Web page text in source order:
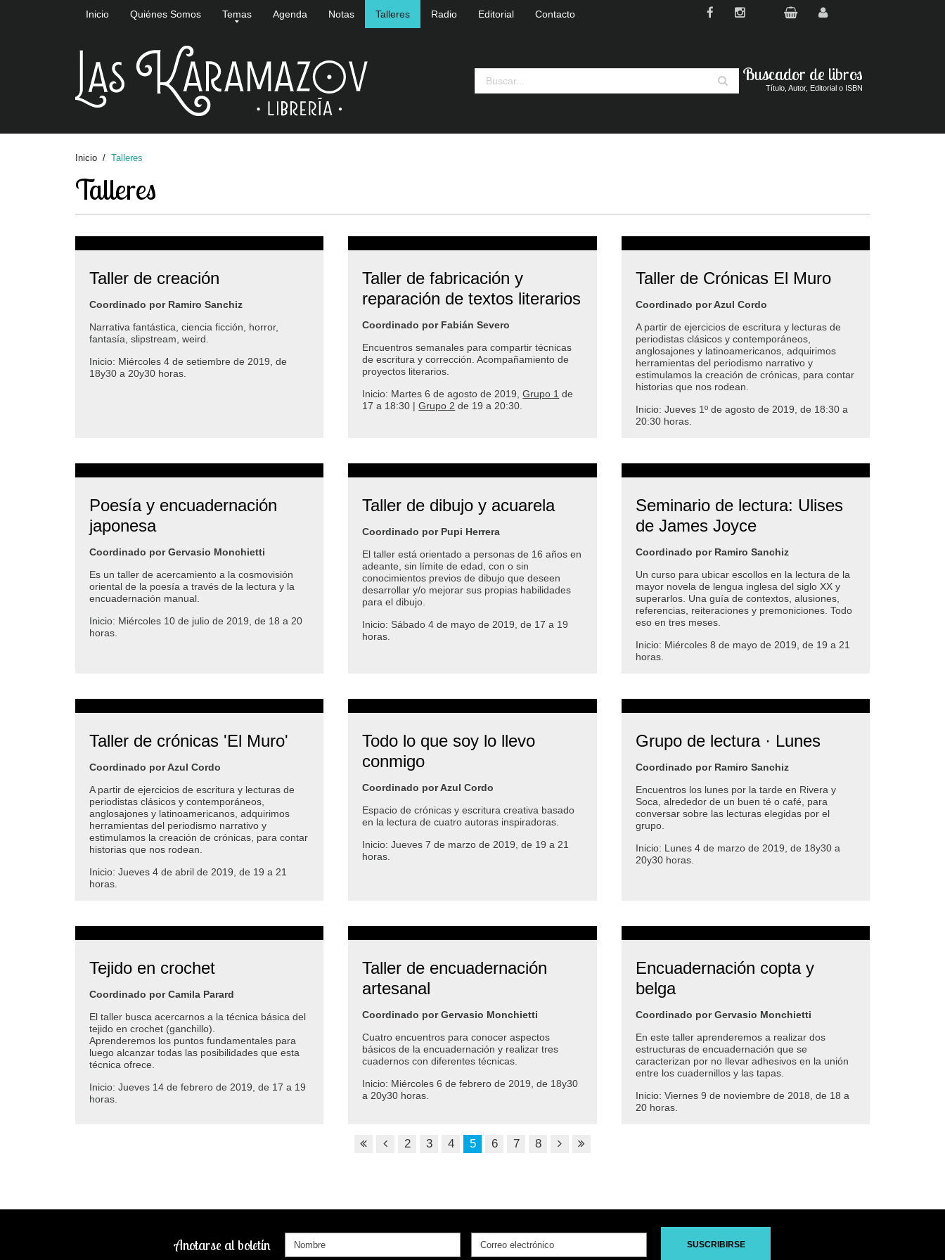
Inicio Quiénes Somos Temas Agenda Notas Talleres Radio Editorial Contacto
Buscador de libros
Título, Autor, Editorial o ISBN
Inicio Talleres
Talleres
Taller de creación
Coordinado por Ramiro Sanchiz
Narrativa fantástica, ciencia ficción, horror,
fantasía, slipstream, weird.
Inicio: Miércoles 4 de setiembre de 2019, de
18y30 a 20y30 horas.
Taller de fabricación y
reparación de textos literarios
Coordinado por Fabián Severo
Encuentros semanales para compartir técnicas
de escritura y corrección. Acompañamiento de
proyectos literarios.
Inicio: Martes 6 de agosto de 2019,Grupo 1 de
17 a 18:30 |Grupo 2 de 19 a 20:30.
Taller de Crónicas El Muro
Coordinado por Azul Cordo
A partir de ejercicios de escritura y lecturas de
periodistas clásicos y contemporáneos,
anglosajones y latinoamericanos, adquirimos
herramientas del periodismo narrativo y
estimulamos la creación de crónicas, para contar
historias que nos rodean.
Inicio: Jueves 1º de agosto de 2019, de 18:30 a
20:30 horas.
Poesía y encuadernación
japonesa
Coordinado por Gervasio Monchietti
Es un taller de acercamiento a la cosmovisión
oriental de la poesía a través de la lectura y la
encuadernación manual.
Inicio: Miércoles 10 de julio de 2019, de 18 a 20
horas.
Taller de dibujo y acuarela
Coordinado por Pupi Herrera
El taller está orientado a personas de 16 años en
adeante, sin límite de edad, con o sin
conocimientos previos de dibujo que deseen
desarrollar y/o mejorar sus propias habilidades
para el dibujo.
Inicio: Sábado 4 de mayo de 2019, de 17 a 19
horas.
Seminario de lectura: Ulises
de James Joyce
Coordinado por Ramiro Sanchiz
Un curso para ubicar escollos en la lectura de la
mayor novela de lengua inglesa del siglo XX y
superarlos. Una guía de contextos, alusiones,
referencias, reiteraciones y premoniciones. Todo
eso en tres meses.
Inicio: Miércoles 8 de mayo de 2019, de 19 a 21
horas.
Taller de crónicas 'El Muro'
Coordinado por Azul Cordo
A partir de ejercicios de escritura y lecturas de
periodistas clásicos y contemporáneos,
anglosajones y latinoamericanos, adquirimos
herramientas del periodismo narrativo y
estimulamos la creación de crónicas, para contar
historias que nos rodean.
Inicio: Jueves 4 de abril de 2019, de 19 a 21
horas.
Todo lo que soy lo llevo
conmigo
Coordinado por Azul Cordo
Espacio de crónicas y escritura creativa basado
en la lectura de cuatro autoras inspiradoras.
Inicio: Jueves 7 de marzo de 2019, de 19 a 21
horas.
Grupo de lectura · Lunes
Coordinado por Ramiro Sanchiz
Encuentros los lunes por la tarde en Rivera y
Soca, alrededor de un buen té o café, para
conversar sobre las lecturas elegidas por el
grupo.
Inicio: Lunes 4 de marzo de 2019, de 18y30 a
20y30 horas.
Tejido en crochet
Coordinado por Camila Parard
El taller busca acercarnos a la técnica básica del
tejido en crochet (ganchillo).
Aprenderemos los puntos fundamentales para
luego alcanzar todas las posibilidades que esta
técnica ofrece.
Inicio: Jueves 14 de febrero de 2019, de 17 a 19
horas.
Taller de encuadernación
artesanal
Coordinado por Gervasio Monchietti
Cuatro encuentros para conocer aspectos
básicos de la encuadernación y realizar tres
cuadernos con diferentes técnicas.
Inicio: Miércoles 6 de febrero de 2019, de 18y30
a 20y30 horas.
Encuadernación copta y
belga
Coordinado por Gervasio Monchietti
En este taller aprenderemos a realizar dos
estructuras de encuadernación que se
caracterizan por no llevar adhesivos en la unión
entre los cuadernillos y las tapas.
Inicio: Viernes 9 de noviembre de 2018, de 18 a
20 horas.
2 3 4 5 6 7 8
Anotarse al boletín SUSCRIBIRSE